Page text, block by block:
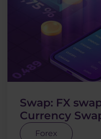
Swap: FX
Currency
Forex